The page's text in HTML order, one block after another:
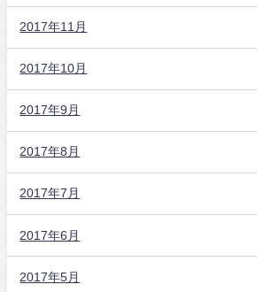
2017年11月
2017年10月
2017年9月
2017年8月
2017年7月
2017年6月
2017年5月